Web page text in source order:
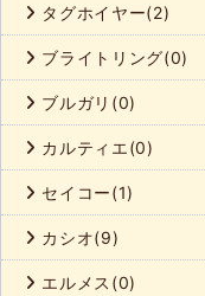
タグホイヤー(2)
ブライトリング(0)
ブルガリ(0)
カルティエ(0)
セイコー(1)
カシオ(9)
エルメス(0)